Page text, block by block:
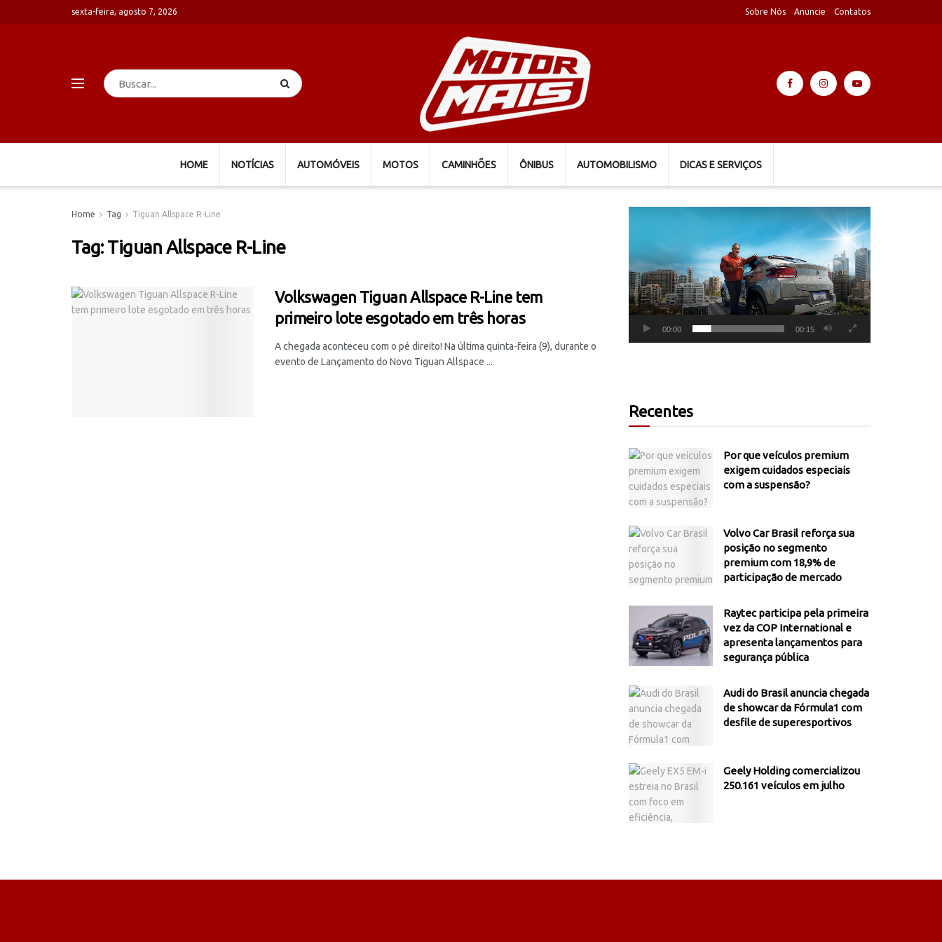
sexta-feira, agosto 7, 2026 Sobre Nós Anuncie Contatos
HOME NOTÍCIAS AUTOMÓVEIS MOTOS CAMINHÕES ÔNIBUS AUTOMOBILISMO DICAS E SERVIÇOS
Home Tag Tiguan Allspace R-Line
Tag: Tiguan Allspace R-Line
Volkswagen Tiguan Allspace R-Line tem
primeiro lote esgotado em três horas
A chegada aconteceu com o pé direito! Na última quinta-feira (9), durante o
evento de Lançamento do Novo Tiguan Allspace ...
00:00 00:15
Recentes
Por que veículos premium
exigem cuidados especiais
com a suspensão?
Volvo Car Brasil reforça sua
posição no segmento
premium com 18,9% de
participação de mercado
Raytec participa pela primeira
vez da COP International e
apresenta lançamentos para
segurança pública
Audi do Brasil anuncia chegada
de showcar da Fórmula1 com
desfile de superesportivos
Geely Holding comercializou
250.161 veículos em julho